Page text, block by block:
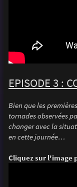
EPISODE 3 :
Bien que les
tornades observées
changer avec la
en cette journée…
Cliquez sur l'image